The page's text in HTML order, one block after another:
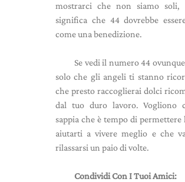
mostrarci che non siamo soli,
significa che 44 dovrebbe
come una benedizione.
Se vedi il numero 44
solo che gli angeli ti stanno
che presto raccoglierai dolci
dal tuo duro lavoro. Vogliono
sappia che è tempo di permettere
aiutarti a vivere meglio e che
rilassarsi un paio di volte.
Condividi Con I Tuoi Amici: